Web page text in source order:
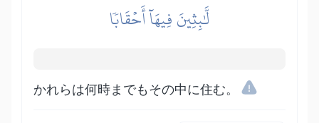
لَّٰبِثِينَ فِيهَآ أَحۡقَابٗا
かれらは何時までもその中に住む。